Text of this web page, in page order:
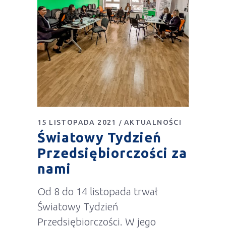
15 LISTOPADA 2021 AKTUALNOŚCI
Światowy Tydzień
Przedsiębiorczości za
nami
Od 8 do 14 listopada trwał
Światowy Tydzień
Przedsiębiorczości. W jego